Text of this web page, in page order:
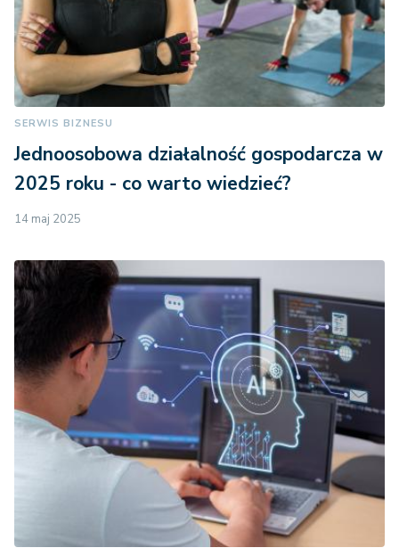
SERWIS BIZNESU
Jednoosobowa działalność gospodarcza w
2025 roku - co warto wiedzieć?
14 maj 2025